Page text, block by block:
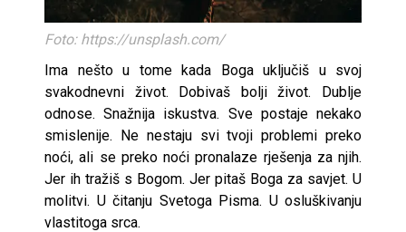
Foto: https://unsplash.com/
Ima nešto u tome kada Boga uključiš u svoj
svakodnevni život. Dobivaš bolji život. Dublje
odnose. Snažnija iskustva. Sve postaje nekako
smislenije. Ne nestaju svi tvoji problemi preko
noći, ali se preko noći pronalaze rješenja za njih.
Jer ih tražiš s Bogom. Jer pitaš Boga za savjet. U
molitvi. U čitanju Svetoga Pisma. U osluškivanju
vlastitoga srca.